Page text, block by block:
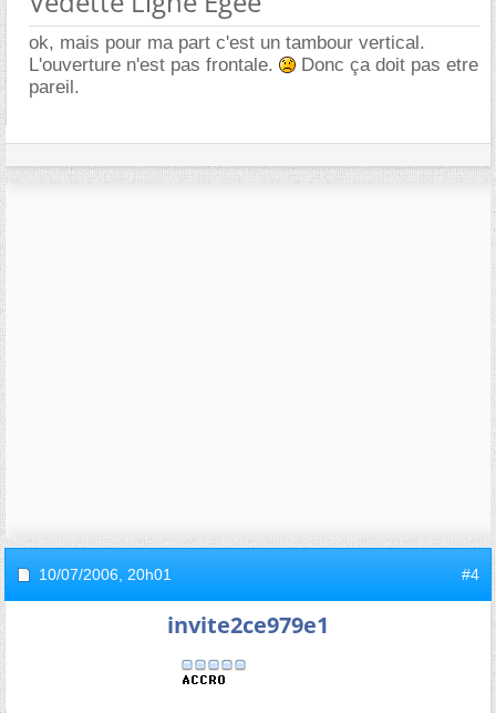
ok, mais pour ma part c'est un tambour vertical.
L'ouverture n'est pas frontale.
Donc ça doit pas etre
pareil.
10/07/2006, 20h01 #4
invite2ce979e1